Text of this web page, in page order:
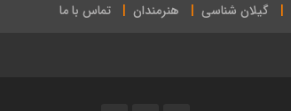
گیلان شناسی هنرمندان تماس با ما